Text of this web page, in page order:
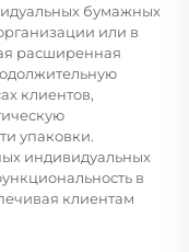
бумажных
или в
расширенная
клиентов,
упаковки.
индивидуальных
в
клиентам